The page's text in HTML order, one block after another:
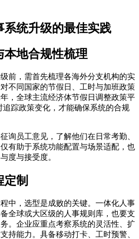
系统升级的最佳实践
本地合规性梳理
前，需首先梳理各海外分支机构的实
不同国家的节假日、工时与加班政策
，全球主流经济体节假日调整政策平
追踪政策变化，才能确保系统的合规
询员工意见，了解他们在日常考勤、
有助于系统功能配置与场景适配，也
度与接受度。
制
中，选型是成败的关键。一体化人事
全球或大区级的人事规则库，也要支
。企业应重点考察系统的灵活性、扩
持能力。具备移动打卡、工时预警、